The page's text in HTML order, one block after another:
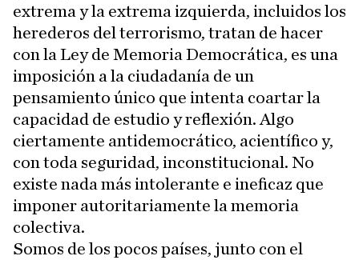
extrema y la extrema izquierda, incluidos los
herederos del terrorismo, tratan de hacer
con la Ley de Memoria Democrática, es una
imposición a la ciudadanía de un
pensamiento único que intenta coartar la
capacidad de estudio y reflexión. Algo
ciertamente antidemocrático, acientífico y,
con toda seguridad, inconstitucional. No
existe nada más intolerante e ineficaz que
imponer autoritariamente la memoria
colectiva.
Somos de los pocos países, junto con el